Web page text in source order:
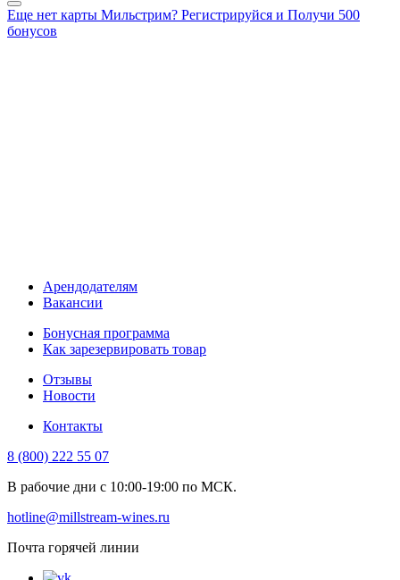
Еще нет карты Мильстрим? Регистрируйся и Получи 500
бонусов
Арендодателям
Вакансии
Бонусная программа
Как зарезервировать товар
Отзывы
Новости
Контакты
8 (800) 222 55 07
В рабочие дни с 10:00-19:00 по МСК.
hotline@millstream-wines.ru
Почта горячей линии